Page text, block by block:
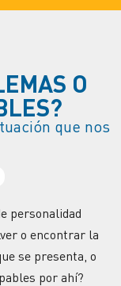
O
que nos
personalidad
o encontrar la
se presenta, o
por ahí?